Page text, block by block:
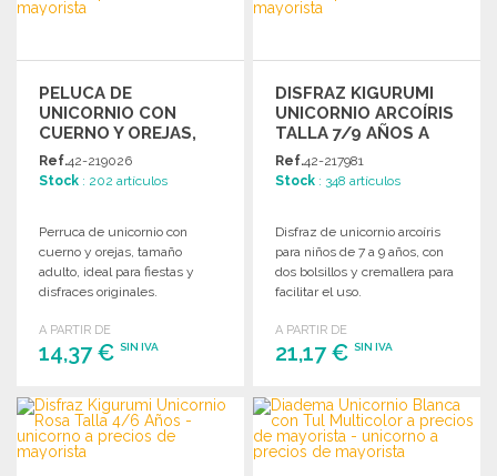
PELUCA DE
UNICORNIO CON
CUERNO Y OREJAS,
ADULTA A PRECIOS
DE MAYORISTA
Ref.42-219026
Stock : 202 artículos
Perruca de unicornio con
cuerno y orejas, tamaño
adulto, ideal para fiestas y
disfraces originales.
A PARTIR DE
14,37 € SIN IVA
PEDIR
Solicitar un presupuesto
DISFRAZ KIGURUMI
UNICORNIO ARCOÍRIS
TALLA 7/9 AÑOS A
PRECIOS DE
MAYORISTA
Ref.42-217981
Stock : 348 artículos
Disfraz de unicornio arcoíris
para niños de 7 a 9 años, con
dos bolsillos y cremallera para
facilitar el uso.
A PARTIR DE
21,17 €SIN IVA
PEDIR
Solicitar un presupuesto